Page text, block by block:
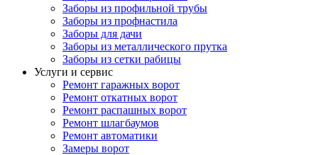
Заборы из профильной трубы
Заборы из профнастила
Заборы для дачи
Заборы из металлического прутка
Заборы из сетки рабицы
Услуги и сервис
Ремонт гаражных ворот
Ремонт откатных ворот
Ремонт распашных ворот
Ремонт шлагбаумов
Ремонт автоматики
Замеры ворот